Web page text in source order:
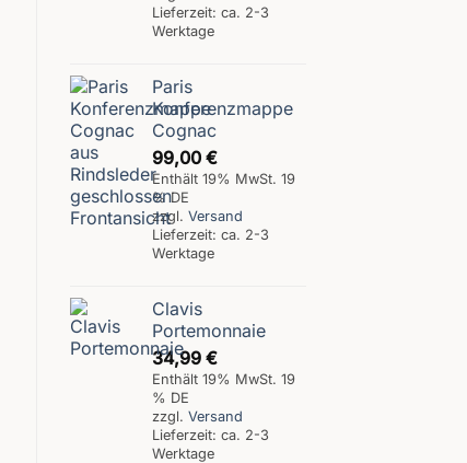
Lieferzeit: ca. 2-3
Werktage
Paris
Konferenzmappe
Cognac
99,00 €
Enthält 19% MwSt. 19
% DE
zzgl. Versand
Lieferzeit: ca. 2-3
Werktage
Clavis
Portemonnaie
34,99 €
Enthält 19% MwSt. 19
% DE
zzgl. Versand
Lieferzeit: ca. 2-3
Werktage